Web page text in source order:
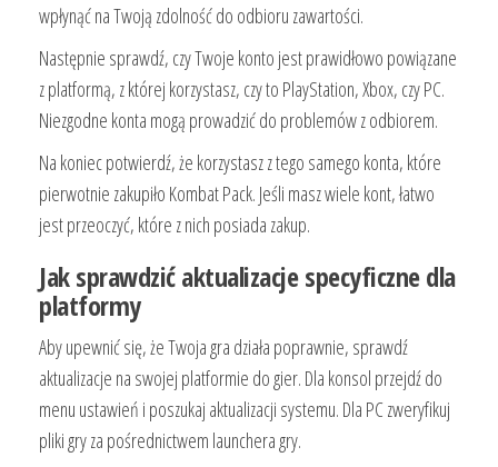
wpłynąć na Twoją zdolność do odbioru zawartości.
Następnie sprawdź, czy Twoje konto jest prawidłowo powiązane
z platformą, z której korzystasz, czy to PlayStation, Xbox, czy PC.
Niezgodne konta mogą prowadzić do problemów z odbiorem.
Na koniec potwierdź, że korzystasz z tego samego konta, które
pierwotnie zakupiło Kombat Pack. Jeśli masz wiele kont, łatwo
jest przeoczyć, które z nich posiada zakup.
Jak sprawdzić aktualizacje specyficzne dla
platformy
Aby upewnić się, że Twoja gra działa poprawnie, sprawdź
aktualizacje na swojej platformie do gier. Dla konsol przejdź do
menu ustawień i poszukaj aktualizacji systemu. Dla PC zweryfikuj
pliki gry za pośrednictwem launchera gry.